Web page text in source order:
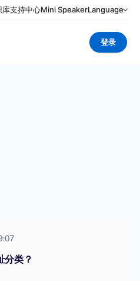
库支持中心Mini SpeakerLanguage
登录
分类？